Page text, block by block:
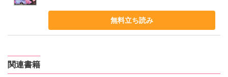
無料立ち読み
関連書籍